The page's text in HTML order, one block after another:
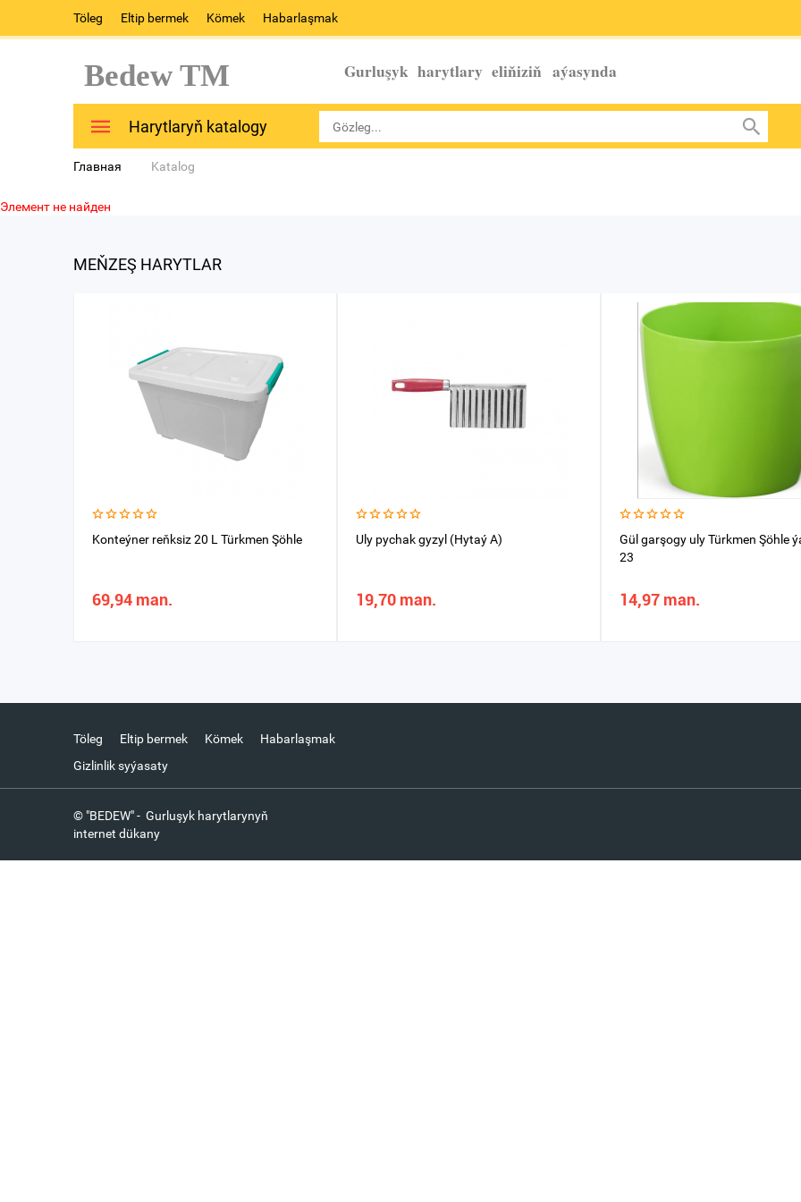
Töleg Eltip bermek Kömek Habarlaşmak
Bedew TM Gurluşyk harytlary eliňiziň aýasynda
Harytlaryň katalogy
Главная Katalog
Элемент не найден
MEŇZEŞ HARYTLAR
Konteýner reňksiz 20 L Türkmen Şöhle
69,94 man.
Uly pychak gyzyl (Hytaý A)
19,70 man.
Gül garşogy uly Türkmen Şöhle
23
14,97 man.
Töleg Eltip bermek Kömek
Habarlaşmak
Gizlinlik syýasaty
© "BEDEW" - Gurluşyk harytlarynyň
internet dükany